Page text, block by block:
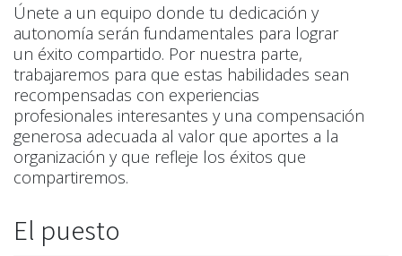
Únete a un equipo donde tu dedicación y
autonomía serán fundamentales para lograr
un éxito compartido. Por nuestra parte,
trabajaremos para que estas habilidades sean
recompensadas con experiencias
profesionales interesantes y una compensación
generosa adecuada al valor que aportes a la
organización y que refleje los éxitos que
compartiremos.
El puesto